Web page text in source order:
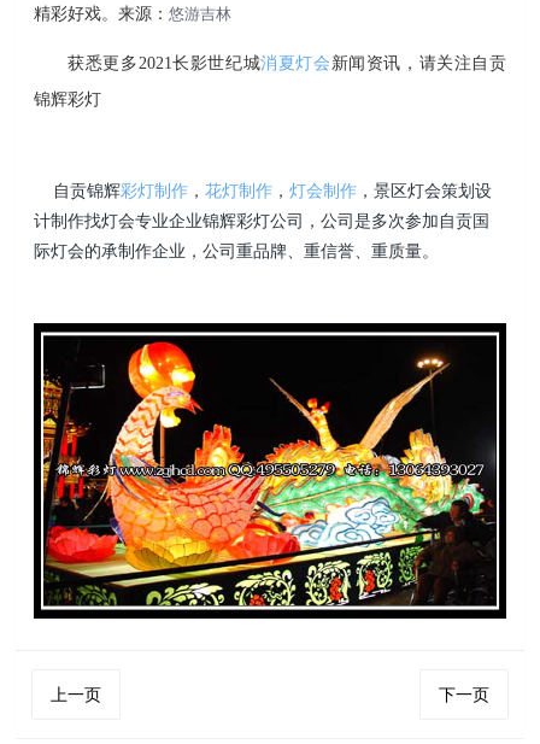
精彩好戏。来源：悠游吉林
获悉更多2021长影世纪城消夏灯会 新闻资讯，请关注自贡
锦辉彩灯
自贡锦辉彩灯制作 ，花灯制作 ，灯会制作 ，景区灯会策划设
计制作找灯会专业企业锦辉彩灯公司，公司是多次参加自贡国
际灯会的承制作企业，公司重品牌、重信誉、重质量。
上一页 下一页